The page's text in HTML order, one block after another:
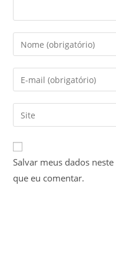
Digite
seu
nome
ou
de
usuário
para
comentar
Digite
seu
endereço
de
mail
para
comentar
Digite
o
URL
do
seu
site
Salvar meus dados
que eu comentar.